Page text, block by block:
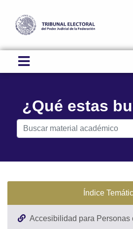
¿Qué estas
Índice
Accesibilidad para Personas